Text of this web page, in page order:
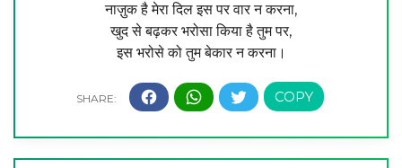
नाज़ुक है मेरा दिल इस पर वार न करना,
खुद से बढ़कर भरोसा किया है तुम पर,
इस भरोसे को तुम बेकार न करना।